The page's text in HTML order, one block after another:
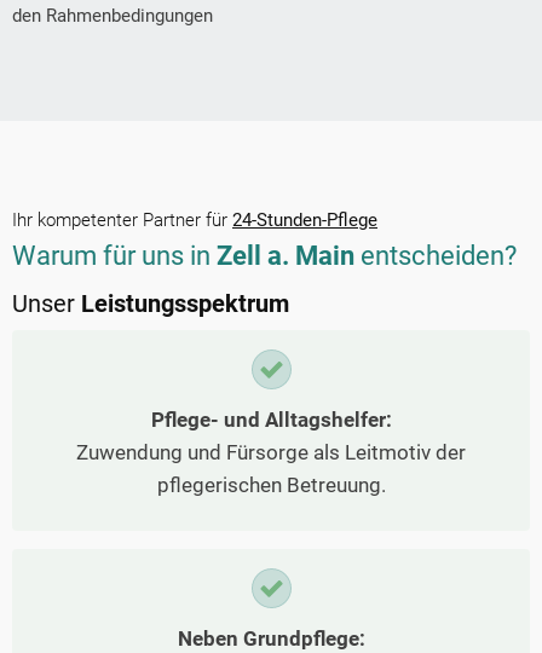
den Rahmenbedingungen
Ihr kompetenter Partner für 24-Stunden-Pflege
Warum für uns in Zell a. Main entscheiden?
Unser Leistungsspektrum
Pflege- und Alltagshelfer:
Zuwendung und Fürsorge als Leitmotiv der
pflegerischen Betreuung.
Neben Grundpflege: